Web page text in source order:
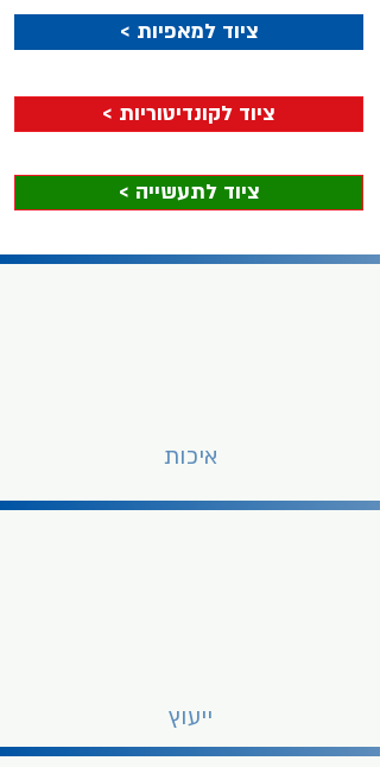
< ציוד למאפיות
< ציוד לקונדיטוריות
< ציוד לתעשייה
איכות
ייעוץ